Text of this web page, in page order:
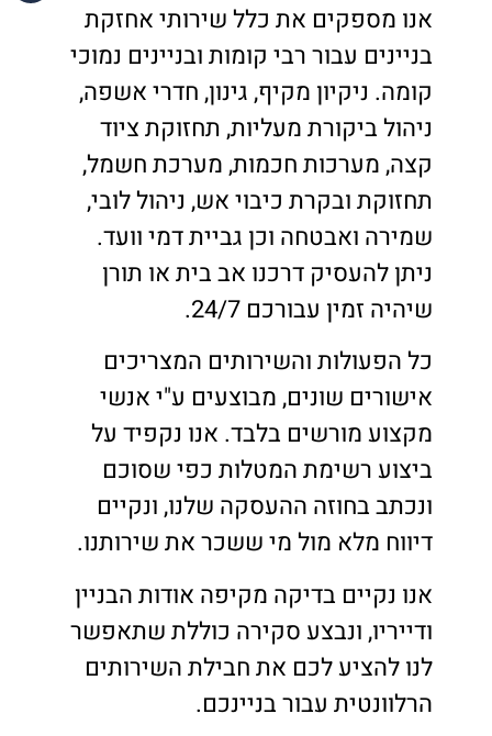
אנו מספקים את כלל שירותי אחזקת
בניינים עבור רבי קומות ובניינים נמוכי
קומה. ניקיון מקיף, גינון, חדרי אשפה,
ניהול ביקורת מעליות, תחזוקת ציוד
קצה, מערכות חכמות, מערכת חשמל,
תחזוקת ובקרת כיבוי אש, ניהול לובי,
שמירה ואבטחה וכן גביית דמי וועד.
ניתן להעסיק דרכנו אב בית או תורן
שיהיה זמין עבורכם 24/7.
כל הפעולות והשירותים המצריכים
אישורים שונים, מבוצעים ע"י אנשי
מקצוע מורשים בלבד. אנו נקפיד על
ביצוע רשימת המטלות כפי שסוכם
ונכתב בחוזה ההעסקה שלנו, ונקיים
דיווח מלא מול מי ששכר את שירותנו.
אנו נקיים בדיקה מקיפה אודות הבניין
ודייריו, ונבצע סקירה כוללת שתאפשר
לנו להציע לכם את חבילת השירותים
הרלוונטית עבור בניינכם.